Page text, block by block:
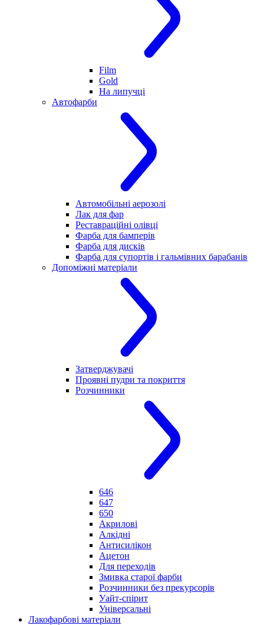
Film
Gold
На липучці
Автофарби
Автомобільні аерозолі
Лак для фар
Реставраційні олівці
Фарба для бамперів
Фарба для дисків
Фарба для супортів і гальмівних барабанів
Допоміжні матеріали
Затверджувачі
Проявні пудри та покриття
Розчинники
646
647
650
Акрилові
Алкідні
Антисилікон
Ацетон
Для переходів
Змивка старої фарби
Розчинники без прекурсорів
Уайт-спірит
Універсальні
Лакофарбові матеріали